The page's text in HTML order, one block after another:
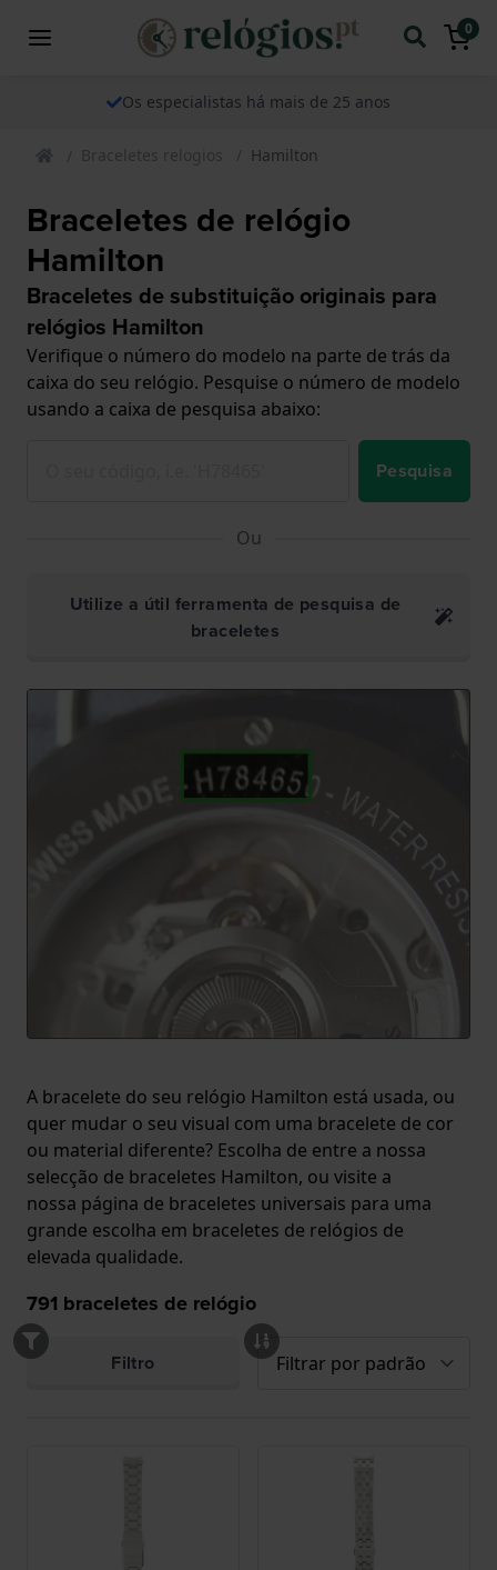
0
Os especialistas há mais de 25 anos
Braceletes relogios Hamilton
Braceletes de relógio
Hamilton
Braceletes de substituição originais para
relógios Hamilton
Verifique o número do modelo na parte de trás da
caixa do seu relógio. Pesquise o número de modelo
usando a caixa de pesquisa abaixo:
Pesquisa
Ou
Utilize a útil ferramenta de pesquisa de
braceletes
A bracelete do seu relógio Hamilton está usada, ou
quer mudar o seu visual com uma bracelete de cor
ou material diferente? Escolha de entre a nossa
selecção de braceletes Hamilton, ou visite a
nossa página de braceletes universais para uma
grande escolha em braceletes de relógios de
elevada qualidade.
791 braceletes de relógio
Filtro